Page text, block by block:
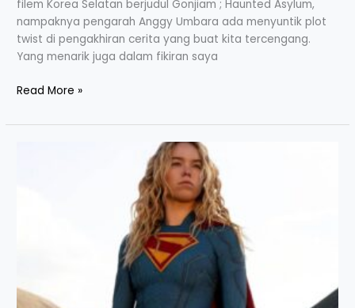
filem Korea Selatan berjudul Gonjiam ; Haunted Asylum,
nampaknya pengarah Anggy Umbara ada menyuntik plot
twist di pengakhiran cerita yang buat kita tercengang.
Yang menarik juga dalam fikiran saya
Read More »
𝐲𝐚𝐧𝐠